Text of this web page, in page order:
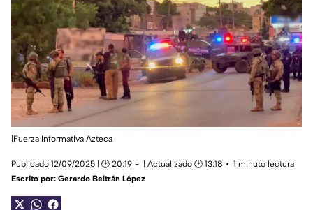
|Fuerza Informativa Azteca
Publicado 12/09/2025 | 🕑 20:19 | Actualizado 🕑 13:18
1 minuto lectura
Escrito por: Gerardo Beltrán López